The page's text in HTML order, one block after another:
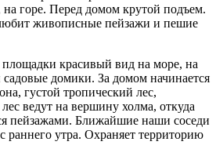
горе. Перед домом крутой подъем.
живописные пейзажи и пешие
красивый вид на море, на
домики. За домом начинается
густой тропический лес,
ведут на вершину холма, откуда
пейзажами. Ближайшие наши соседи
утра. Охраняет территорию